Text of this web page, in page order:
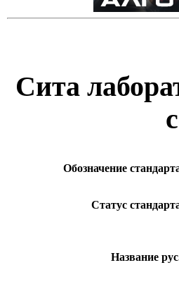
Сита
Обозначение
Статус
Название